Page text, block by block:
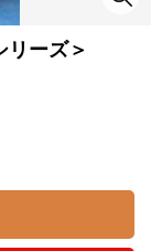
リーズ＞